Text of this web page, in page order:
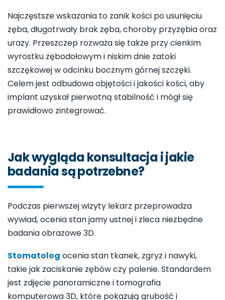
Najczęstsze wskazania to zanik kości po usunięciu
zęba, długotrwały brak zęba, choroby przyzębia oraz
urazy. Przeszczep rozważa się także przy cienkim
wyrostku zębodołowym i niskim dnie zatoki
szczękowej w odcinku bocznym górnej szczęki.
Celem jest odbudowa objętości i jakości kości, aby
implant uzyskał pierwotną stabilność i mógł się
prawidłowo zintegrować.
Jak wygląda konsultacja i jakie
badania są potrzebne?
Podczas pierwszej wizyty lekarz przeprowadza
wywiad, ocenia stan jamy ustnej i zleca niezbędne
badania obrazowe 3D.
Stomatolog ocenia stan tkanek, zgryz i nawyki,
takie jak zaciskanie zębów czy palenie. Standardem
jest zdjęcie panoramiczne i tomografia
komputerowa 3D, które pokazują grubość i